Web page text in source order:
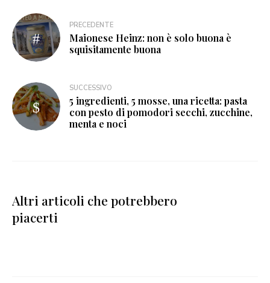
PRECEDENTE
Maionese Heinz: non è solo buona è
squisitamente buona
SUCCESSIVO
5 ingredienti, 5 mosse, una ricetta: pasta
con pesto di pomodori secchi, zucchine,
menta e noci
Altri articoli che potrebbero
piacerti